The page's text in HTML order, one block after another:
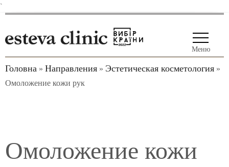
`
Меню
Головна » Направления » Эстетическая косметология »
Омоложение кожи рук
Омоложение кожи